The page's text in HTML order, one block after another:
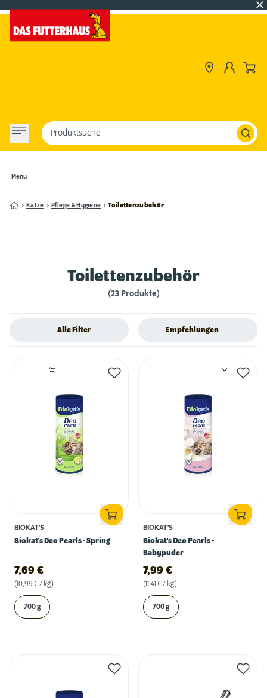
Menü
Produktsuche
Katze Pflege & Hygiene Toilettenzubehör
Toilettenzubehör
(23 Produkte)
Alle Filter Empfehlungen
BIOKAT'S
Biokat's Deo Pearls - Spring
7,69 €
(10,99 € / kg)
700 g
BIOKAT'S
Biokat's Deo Pearls -
Babypuder
7,99 €
(11,41 € / kg)
700 g